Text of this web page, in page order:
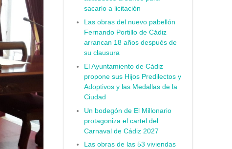
sacarlo a licitación
Las obras del nuevo pabellón
Fernando Portillo de Cádiz
arrancan 18 años después de
su clausura
El Ayuntamiento de Cádiz
propone sus Hijos Predilectos y
Adoptivos y las Medallas de la
Ciudad
Un bodegón de El Millonario
protagoniza el cartel del
Carnaval de Cádiz 2027
Las obras de las 53 viviendas